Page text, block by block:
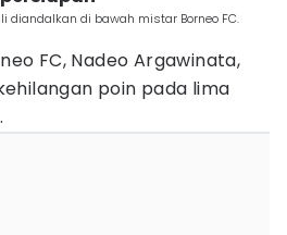
diandalkan di bawah mistar Borneo FC.
FC, Nadeo Argawinata,
poin pada lima